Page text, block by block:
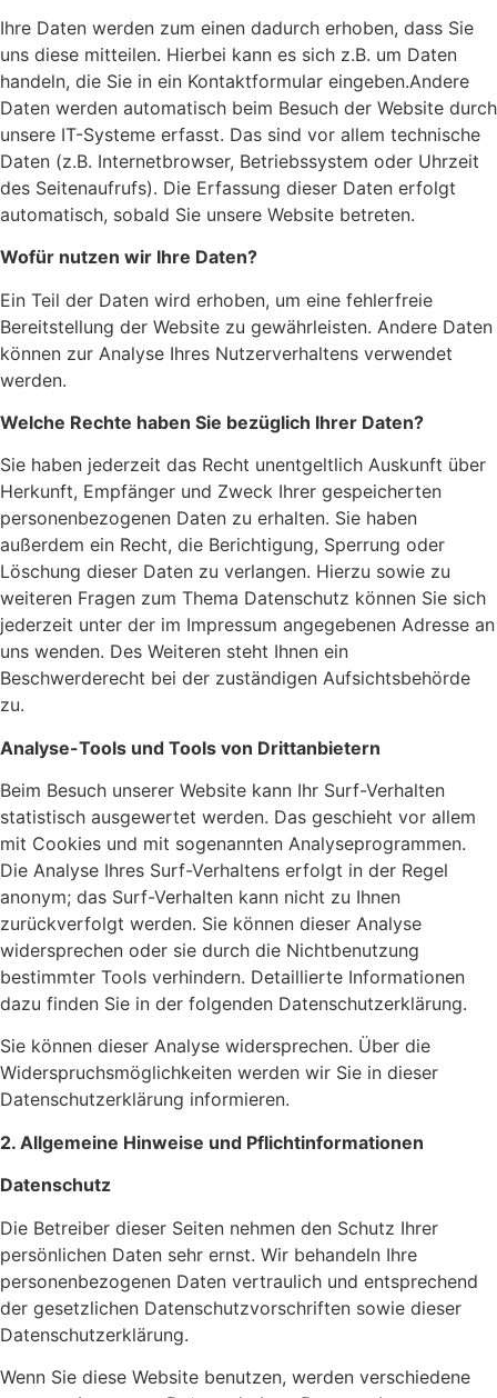
Ihre Daten werden zum einen dadurch erhoben, dass Sie
uns diese mitteilen. Hierbei kann es sich z.B. um Daten
handeln, die Sie in ein Kontaktformular eingeben.Andere
Daten werden automatisch beim Besuch der Website durch
unsere IT-Systeme erfasst. Das sind vor allem technische
Daten (z.B. Internetbrowser, Betriebssystem oder Uhrzeit
des Seitenaufrufs). Die Erfassung dieser Daten erfolgt
automatisch, sobald Sie unsere Website betreten.
Wofür nutzen wir Ihre Daten?
Ein Teil der Daten wird erhoben, um eine fehlerfreie
Bereitstellung der Website zu gewährleisten. Andere Daten
können zur Analyse Ihres Nutzerverhaltens verwendet
werden.
Welche Rechte haben Sie bezüglich Ihrer Daten?
Sie haben jederzeit das Recht unentgeltlich Auskunft über
Herkunft, Empfänger und Zweck Ihrer gespeicherten
personenbezogenen Daten zu erhalten. Sie haben
außerdem ein Recht, die Berichtigung, Sperrung oder
Löschung dieser Daten zu verlangen. Hierzu sowie zu
weiteren Fragen zum Thema Datenschutz können Sie sich
jederzeit unter der im Impressum angegebenen Adresse an
uns wenden. Des Weiteren steht Ihnen ein
Beschwerderecht bei der zuständigen Aufsichtsbehörde
zu.
Analyse-Tools und Tools von Drittanbietern
Beim Besuch unserer Website kann Ihr Surf-Verhalten
statistisch ausgewertet werden. Das geschieht vor allem
mit Cookies und mit sogenannten Analyseprogrammen.
Die Analyse Ihres Surf-Verhaltens erfolgt in der Regel
anonym; das Surf-Verhalten kann nicht zu Ihnen
zurückverfolgt werden. Sie können dieser Analyse
widersprechen oder sie durch die Nichtbenutzung
bestimmter Tools verhindern. Detaillierte Informationen
dazu finden Sie in der folgenden Datenschutzerklärung.
Sie können dieser Analyse widersprechen. Über die
Widerspruchsmöglichkeiten werden wir Sie in dieser
Datenschutzerklärung informieren.
2. Allgemeine Hinweise und Pflichtinformationen
Datenschutz
Die Betreiber dieser Seiten nehmen den Schutz Ihrer
persönlichen Daten sehr ernst. Wir behandeln Ihre
personenbezogenen Daten vertraulich und entsprechend
der gesetzlichen Datenschutzvorschriften sowie dieser
Datenschutzerklärung.
Wenn Sie diese Website benutzen, werden verschiedene